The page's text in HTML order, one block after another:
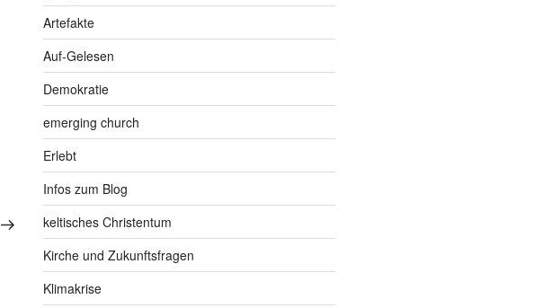
Nächster
Beitrag
Artefakte
Auf-Gelesen
Demokratie
emerging church
Erlebt
Infos zum Blog
keltisches Christentum
Kirche und Zukunftsfragen
Klimakrise